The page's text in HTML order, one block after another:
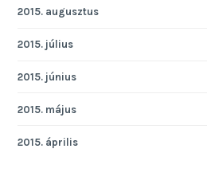
2015. augusztus
2015. július
2015. június
2015. május
2015. április